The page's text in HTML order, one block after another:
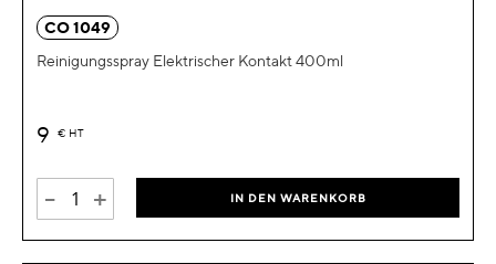
CO 1049
Reinigungsspray Elektrischer Kontakt 400ml
9 € HT
- + IN DEN WARENKORB